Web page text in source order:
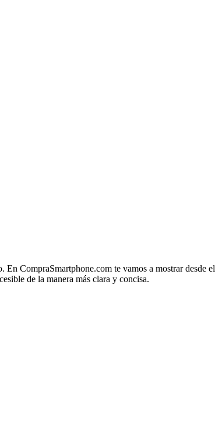
En CompraSmartphone.com te vamos a mostrar desde el
de la manera más clara y concisa.